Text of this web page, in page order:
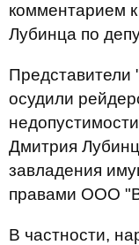
комментарием
Лубинца по
Представители
осудили
Дмитрия
завладения
правами ООО
В частности,